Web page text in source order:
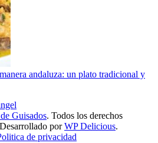
andaluza: un plato tradicional y
Guisados. Todos los derechos
porWP Delicious.
de privacidad